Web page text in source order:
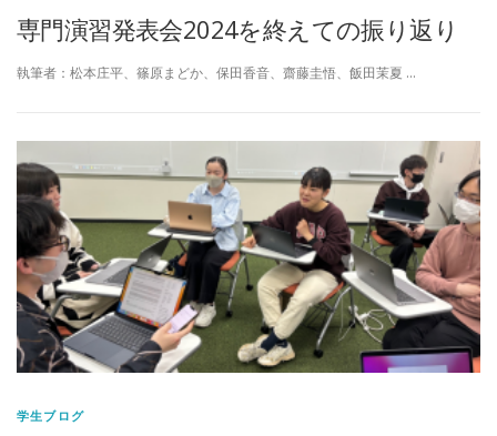
専門演習発表会2024を終えての振り返り
執筆者：松本庄平、篠原まどか、保田香音、齋藤圭悟、飯田茉夏 …
学生ブログ